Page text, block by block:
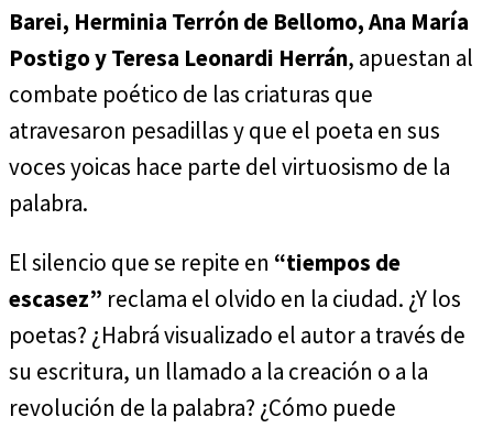
Barei, Herminia Terrón de Bellomo, Ana María
Postigo y Teresa Leonardi Herrán, apuestan al
combate poético de las criaturas que
atravesaron pesadillas y que el poeta en sus
voces yoicas hace parte del virtuosismo de la
palabra.
El silencio que se repite en “tiempos de
escasez” reclama el olvido en la ciudad. ¿Y los
poetas? ¿Habrá visualizado el autor a través de
su escritura, un llamado a la creación o a la
revolución de la palabra? ¿Cómo puede